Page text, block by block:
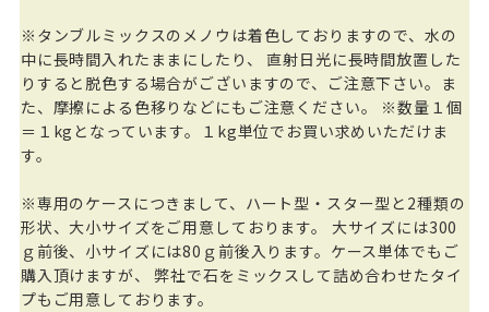
※タンブルミックスのメノウは着色しておりますので、水の
中に長時間入れたままにしたり、 直射日光に長時間放置した
りすると脱色する場合がございますので、ご注意下さい。ま
た、摩擦による色移りなどにもご注意ください。 ※数量１個
＝１kgとなっています。１kg単位でお買い求めいただけま
す。
※専用のケースにつきまして、ハート型・スター型と2種類の
形状、大小サイズをご用意しております。 大サイズには300
ｇ前後、小サイズには80ｇ前後入ります。ケース単体でもご
購入頂けますが、 弊社で石をミックスして詰め合わせたタイ
プもご用意しております。